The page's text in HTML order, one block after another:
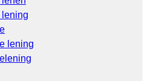
lening
lening